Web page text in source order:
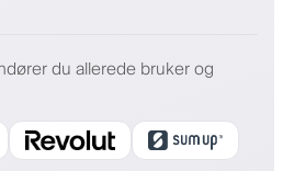
du allerede bruker og